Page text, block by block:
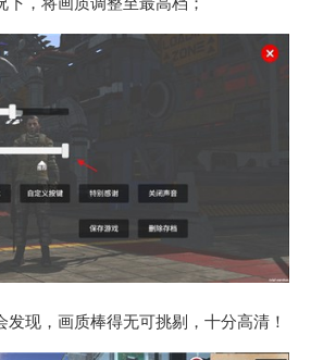
现，画质棒得无可挑剔，十分高清！